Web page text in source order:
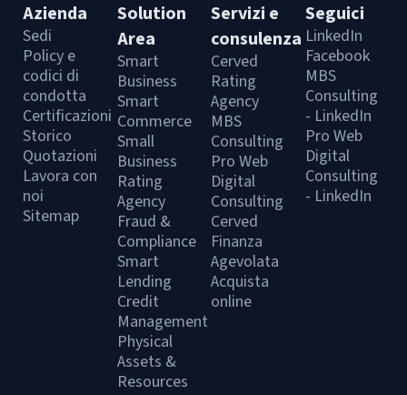
Azienda
Sedi
Policy e
codici di
condotta
Certificazioni
Storico
Quotazioni
Lavora con
noi
Sitemap
Solution
Area
Smart
Business
Smart
Commerce
Small
Business
Rating
Agency
Fraud &
Compliance
Smart
Lending
Credit
Management
Physical
Assets &
Resources
Servizi e
consulenza
Cerved
Rating
Agency
MBS
Consulting
Pro Web
Digital
Consulting
Cerved
Finanza
Agevolata
Acquista
online
Seguici
LinkedIn
Facebook
MBS
Consulting
- LinkedIn
Pro Web
Digital
Consulting
- LinkedIn